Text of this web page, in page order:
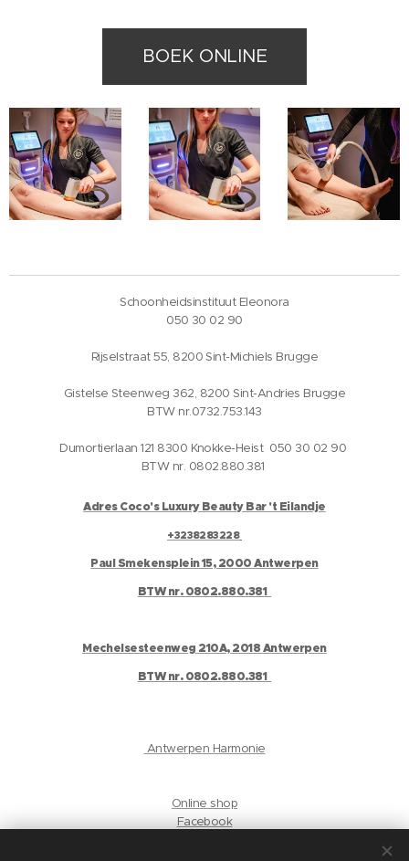
BOEK ONLINE
Schoonheidsinstituut Eleonora
050 30 02 90
Rijselstraat 55, 8200 Sint-Michiels Brugge
Gistelse Steenweg 362, 8200 Sint-Andries Brugge
BTW nr.0732.753.143
Dumortierlaan 121 8300 Knokke-Heist 050 30 02 90
BTW nr. 0802.880.381
Adres Coco's Luxury Beauty Bar 't Eilandje
+3238283228
Paul Smekensplein 15, 2000 Antwerpen
BTW nr. 0802.880.381
Mechelsesteenweg 210A, 2018 Antwerpen
BTW nr. 0802.880.381
Antwerpen Harmonie
Online shop
Facebook